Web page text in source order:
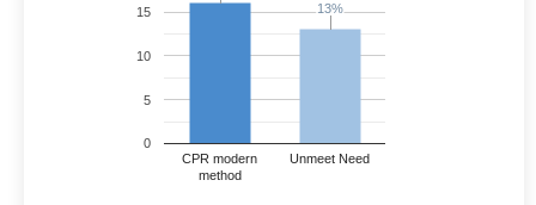
CPR modern
method
Unmeet Need
0
5
10
15
13%
13%